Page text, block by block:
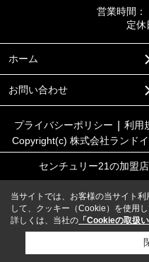
営業時間：
定休
ホーム
お問い合わせ
プライバシーポリシー 利用
Copyright(c) 株式会社ランド
センチュリー21の加盟
当サイトでは、お客様の当サイト
して、クッキー（Cookie）を使用し
詳しくは、当社の 「Cookieの取扱